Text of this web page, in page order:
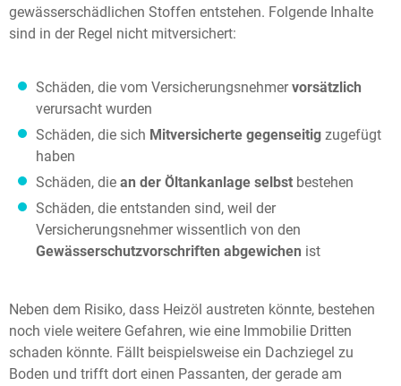
gewässerschädlichen Stoffen entstehen. Folgende Inhalte
sind in der Regel nicht mitversichert:
Schäden, die vom Versicherungsnehmervorsätzlich
verursacht wurden
Schäden, die sich Mitversicherte gegenseitig zugefügt
haben
Schäden, die an der Öltankanlage selbst bestehen
Schäden, die entstanden sind, weil der
Versicherungsnehmer wissentlich von den
Gewässerschutzvorschriften abgewichen ist
Neben dem Risiko, dass Heizöl austreten könnte, bestehen
noch viele weitere Gefahren, wie eine Immobilie Dritten
schaden könnte. Fällt beispielsweise ein Dachziegel zu
Boden und trifft dort einen Passanten, der gerade am